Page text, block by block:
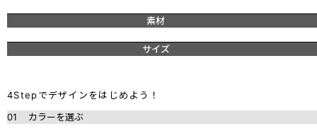
素材
サイズ
4Stepでデザインをはじめよう！
01
カラーを選ぶ